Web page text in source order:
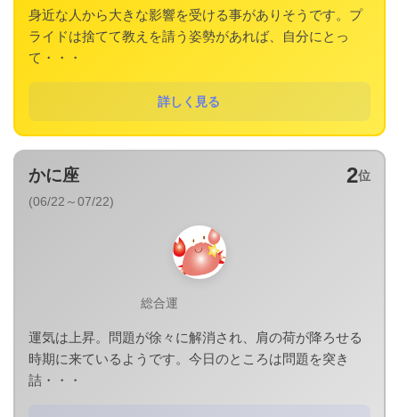
身近な人から大きな影響を受ける事がありそうです。プ
ライドは捨てて教えを請う姿勢があれば、自分にとっ
て・・・
詳しく見る
2位
かに座
(06/22～07/22)
総合運
運気は上昇。問題が徐々に解消され、肩の荷が降ろせる
時期に来ているようです。今日のところは問題を突き
詰・・・